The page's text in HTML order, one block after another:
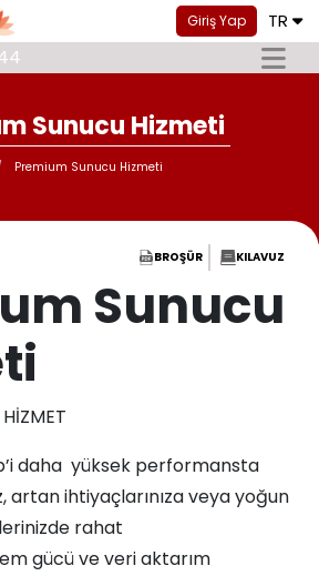
Giriş Yap TR
Sunucu Hizmeti
Premium Sunucu Hizmeti
BROŞÜR KILAVUZ
Sunucu
daha yüksek performansta
artan ihtiyaçlarınıza veya yoğun
rahat
gücü ve veri aktarım